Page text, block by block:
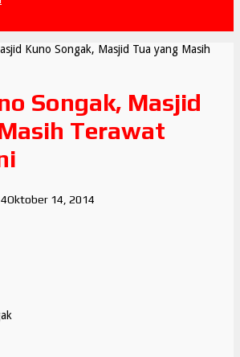
Kuno Songak, Masjid Tua yang Masih
Songak, Masjid
Terawat
Oktober 14, 2014